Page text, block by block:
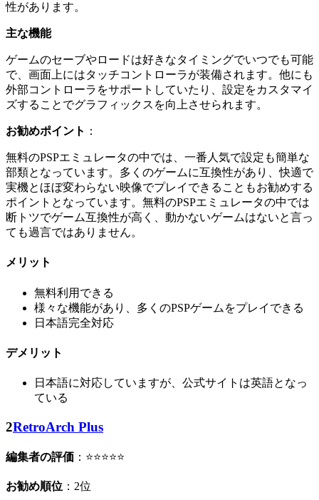
性があります。
主な機能
ゲームのセーブやロードは好きなタイミングでいつでも可能
で、画面上にはタッチコントローラが装備されます。他にも
外部コントローラをサポートしていたり、設定をカスタマイ
ズすることでグラフィックスを向上させられます。
お勧めポイント ：
無料のPSPエミュレータの中では、一番人気で設定も簡単な
部類となっています。多くのゲームに互換性があり、快適で
実機とほぼ変わらない映像でプレイできることもお勧めする
ポイントとなっています。無料のPSPエミュレータの中では
断トツでゲーム互換性が高く、動かないゲームはないと言っ
ても過言ではありません。
メリット
無料利用できる
様々な機能があり、多くのPSPゲームをプレイできる
日本語完全対応
デメリット
日本語に対応していますが、公式サイトは英語となっ
ている
2RetroArch Plus
編集者の評価 ：⭐⭐⭐⭐⭐
お勧め順位 ：2位